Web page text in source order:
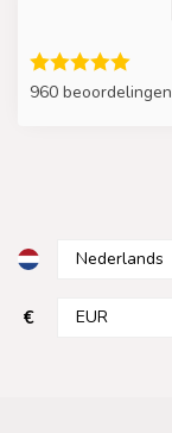
960 beoordelingen
€